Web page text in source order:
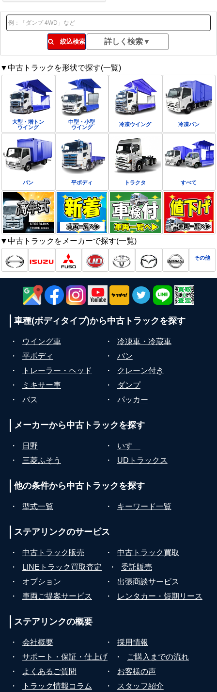
絞込検索
▼中古トラックを形状で探す(一覧)
大型・増トン
ウイング
中型・小型
ウイング
冷凍ウイング 冷凍バン
バン 平ボディ トラクタ すべて
▼中古トラックをメーカーで探す(一覧)
その他
車種(ボディタイプ)から中古トラックを探す
・ ウイング車 ・
冷凍車・冷蔵車
・
平ボディ ・
バン
・
トレーラー・ヘッド ・
クレーン付き
・
ミキサー車 ・
ダンプ
・
バス ・ パッカー
メーカーから中古トラックを探す
・ 日野 ・
いすゞ
・
三菱ふそう ・ UDトラックス
他の条件から中古トラックを探す
・ 型式一覧 ・ キーワード一覧
ステアリンクのサービス
・ 中古トラック販売 ・
中古トラック買取
・
LINEトラック買取査定 ・
委託販売
・
オプション ・
出張商談サービス
・
車両ご提案サービス ・ レンタカー・短期リース
ステアリンクの概要
・ 会社概要 ・
採用情報
・
サポート・保証・仕上げ ・
ご購入までの流れ
・
よくあるご質問 ・
お客様の声
・
トラック情報コラム ・ スタッフ紹介